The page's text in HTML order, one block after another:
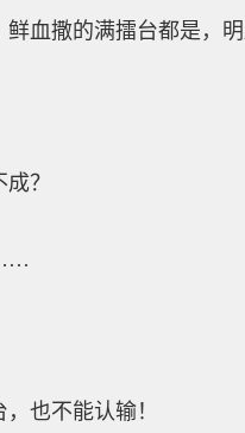
血撒的满擂台都是，
？
也不能认输！